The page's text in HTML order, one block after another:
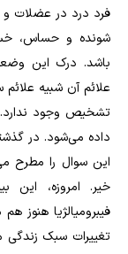
فرد درد در عضلات و
شونده و حساس،
باشد. درک این
علائم آن شبیه
تشخیص وجود ندارد.
داده می‌شود. در
این سوال را مطرح
خیر. امروزه، این
فیبرومیالژیا هنوز
تغییرات سبک زندگی